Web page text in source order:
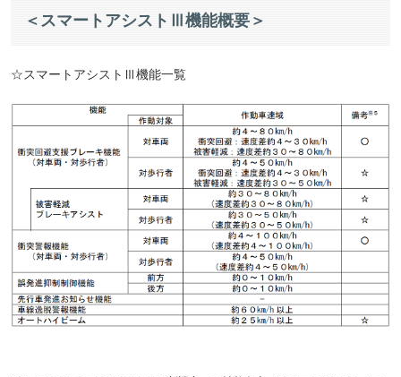
＜スマートアシストⅢ機能概要＞
☆スマートアシストⅢ機能一覧